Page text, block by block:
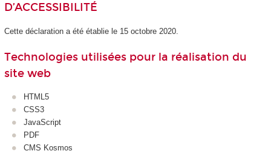
D’ACCESSIBILITÉ
Cette déclaration a été établie le 15 octobre 2020.
Technologies utilisées pour la réalisation du
site web
HTML5
CSS3
JavaScript
PDF
CMS Kosmos